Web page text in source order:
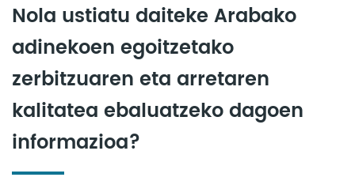
Nola ustiatu daiteke Arabako
adinekoen egoitzetako
zerbitzuaren eta arretaren
kalitatea ebaluatzeko dagoen
informazioa?